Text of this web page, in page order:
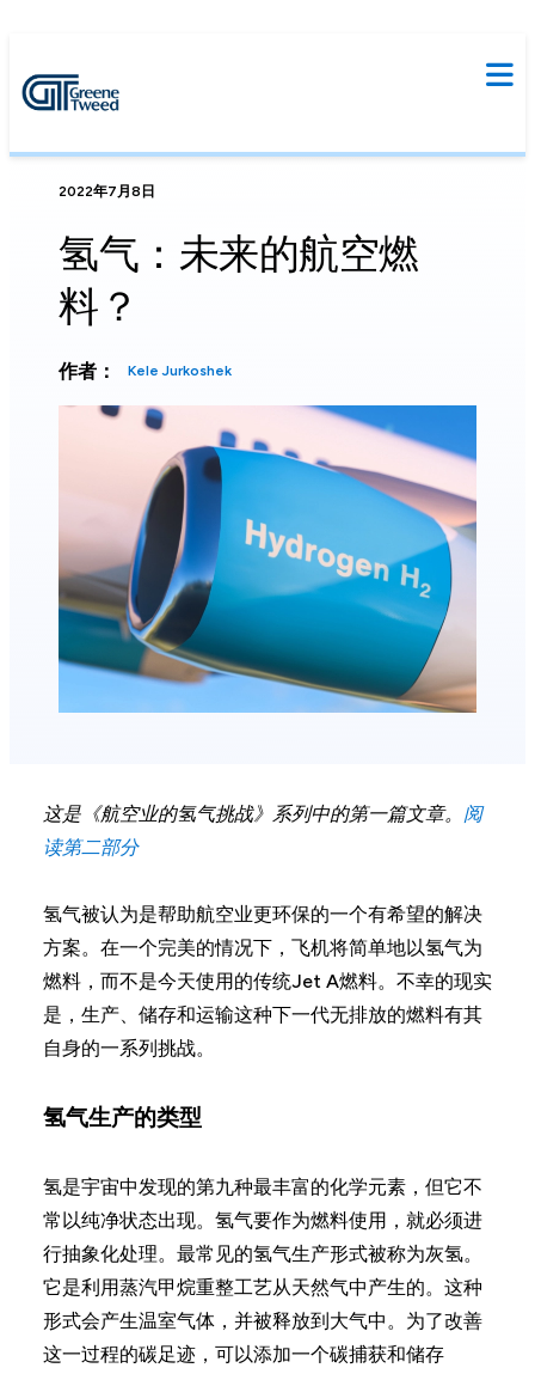
2022年7月8日
氢气：未来的航空燃
料？
作者： Kele Jurkoshek
这是《航空业的氢气挑战》系列中的第一篇文章。 阅
读第二部分
氢气被认为是帮助航空业更环保的一个有希望的解决
方案。在一个完美的情况下，飞机将简单地以氢气为
燃料，而不是今天使用的传统Jet A燃料。不幸的现实
是，生产、储存和运输这种下一代无排放的燃料有其
自身的一系列挑战。
氢气生产的类型
氢是宇宙中发现的第九种最丰富的化学元素，但它不
常以纯净状态出现。氢气要作为燃料使用，就必须进
行抽象化处理。最常见的氢气生产形式被称为灰氢。
它是利用蒸汽甲烷重整工艺从天然气中产生的。这种
形式会产生温室气体，并被释放到大气中。为了改善
这一过程的碳足迹，可以添加一个碳捕获和储存